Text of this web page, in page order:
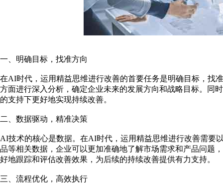
一、明确目标，找准方向
在AI时代，运用精益思维进行改善的首要任务是明确目标，找
方面进行深入分析，确定企业未来的发展方向和战略目标。同
的支持下更好地实现持续改善。
二、数据驱动，精准决策
AI技术的核心是数据。在AI时代，运用精益思维进行改善需要
品等相关数据，企业可以更加准确地了解市场需求和产品问题
好地跟踪和评估改善效果，为后续的持续改善提供有力支持。
三、流程优化，高效执行